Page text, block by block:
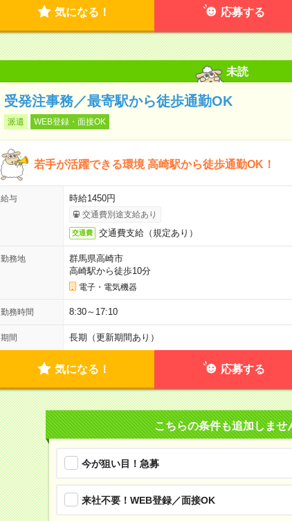
気になる！ 応募する
未読
受発注事務／最寄駅から徒歩通勤OK
派遣 WEB登録・面接OK
若手が活躍できる環境 高崎駅から徒歩通勤OK！
給与 時給1450円
交通費別途支給あり
交通費 交通費支給（規定あり）
勤務地
群馬県高崎市
高崎駅から徒歩10分
電子・電気機器
勤務時間 8:30～17:10
期間 長期（更新期間あり）
気になる！ 応募する
こちらの条件も追加しませ
今が狙い目！急募
来社不要！WEB登録／面接OK